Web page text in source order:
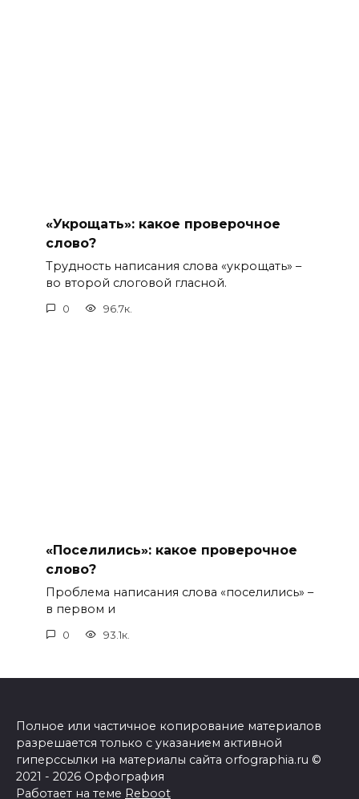
«Укрощать»: какое проверочное
слово?
Трудность написания слова «укрощать» –
во второй слоговой гласной.
0 96.7к.
«Поселились»: какое проверочное
слово?
Проблема написания слова «поселились» –
в первом и
0 93.1к.
Полное или частичное копирование материалов
разрешается только с указанием активной
гиперссылки на материалы сайта orfographia.ru ©
2021 - 2026 Орфография
Работает на теме Reboot